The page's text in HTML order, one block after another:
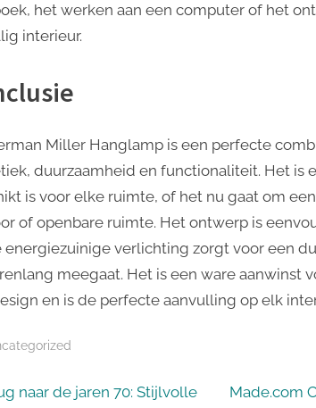
het werken aan een computer of het
interieur.
Miller Hanglamp is een perfecte
duurzaamheid en functionaliteit. Het is
is voor elke ruimte, of het nu gaat om
of openbare ruimte. Het ontwerp is
energiezuinige verlichting zorgt voor een
meegaat. Het is een ware aanwinst
en is de perfecte aanvulling op elk
naar de jaren 70: Stijlvolle
N
Made.com